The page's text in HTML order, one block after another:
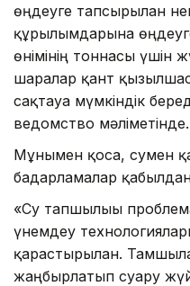
өңдеуге тапсырылған
құрылымдарына
өнімінің тоннасы үшін
шаралар қант
сақтауға мүмкіндік
ведомство мәліметінде.
Мұнымен қоса, сумен
бағдарламалар
«Су тапшылығы
үнемдеу
қарастырылған.
жаңбырлатып суару